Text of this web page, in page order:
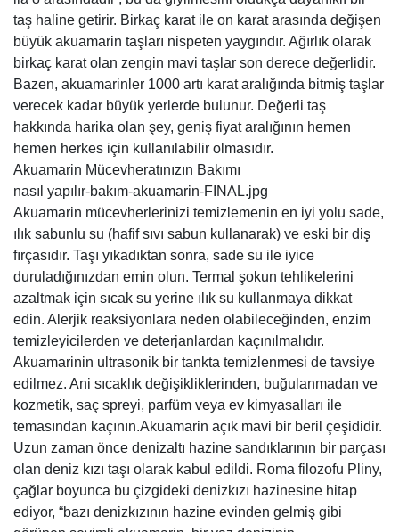
taş haline getirir. Birkaç karat ile on karat arasında değişen
büyük akuamarin taşları nispeten yaygındır. Ağırlık olarak
birkaç karat olan zengin mavi taşlar son derece değerlidir.
Bazen, akuamarinler 1000 artı karat aralığında bitmiş taşlar
verecek kadar büyük yerlerde bulunur. Değerli taş
hakkında harika olan şey, geniş fiyat aralığının hemen
hemen herkes için kullanılabilir olmasıdır.
Akuamarin Mücevheratınızın Bakımı
nasıl yapılır-bakım-akuamarin-FINAL.jpg
Akuamarin mücevherlerinizi temizlemenin en iyi yolu sade,
ılık sabunlu su (hafif sıvı sabun kullanarak) ve eski bir diş
fırçasıdır. Taşı yıkadıktan sonra, sade su ile iyice
duruladığınızdan emin olun. Termal şokun tehlikelerini
azaltmak için sıcak su yerine ılık su kullanmaya dikkat
edin. Alerjik reaksiyonlara neden olabileceğinden, enzim
temizleyicilerden ve deterjanlardan kaçınılmalıdır.
Akuamarinin ultrasonik bir tankta temizlenmesi de tavsiye
edilmez. Ani sıcaklık değişikliklerinden, buğulanmadan ve
kozmetik, saç spreyi, parfüm veya ev kimyasalları ile
temasından kaçının.Akuamarin açık mavi bir beril çeşididir.
Uzun zaman önce denizaltı hazine sandıklarının bir parçası
olan deniz kızı taşı olarak kabul edildi. Roma filozofu Pliny,
çağlar boyunca bu çizgideki denizkızı hazinesine hitap
ediyor, “bazı denizkızının hazine evinden gelmiş gibi